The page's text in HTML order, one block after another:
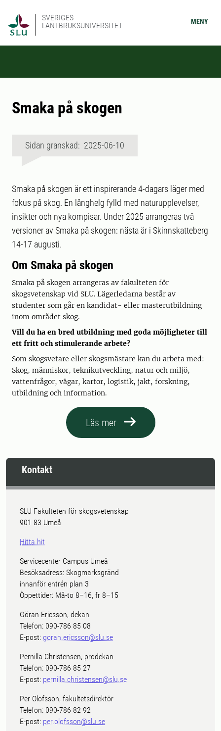
SVERIGES
LANTBRUKSUNIVERSITET
MENY
Smaka på skogen
Sidan granskad: 2025-06-10
Smaka på skogen är ett inspirerande 4-dagars läger med
fokus på skog. En långhelg fylld med naturupplevelser,
insikter och nya kompisar. Under 2025 arrangeras två
versioner av Smaka på skogen: nästa är i Skinnskatteberg
14-17 augusti.
Om Smaka på skogen
Smaka på skogen arrangeras av fakulteten för
skogsvetenskap vid SLU. Lägerledarna består av
studenter som går en kandidat- eller masterutbildning
inom området skog.
Vill du ha en bred utbildning med goda möjligheter till
ett fritt och stimulerande arbete?
Som skogsvetare eller skogsmästare kan du arbeta med:
Skog, människor, teknikutveckling, natur och miljö,
vattenfrågor, vägar, kartor, logistik, jakt, forskning,
utbildning och information.
Läs mer
Kontakt
SLU Fakulteten för skogsvetenskap
901 83 Umeå
Hitta hit
Servicecenter Campus Umeå
Besöksadress: Skogmarksgränd
innanför entrén plan 3
Öppettider: Må-to 8–16, fr 8–15
Göran Ericsson, dekan
Telefon: 090-786 85 08
E-post: goran.ericsson@slu.se
Pernilla Christensen, prodekan
Telefon: 090-786 85 27
E-post: pernilla.christensen@slu.se
Per Olofsson, fakultetsdirektör
Telefon: 090-786 82 92
E-post: per.olofsson@slu.se